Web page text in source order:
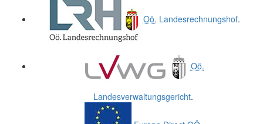
Oö. Landesrechnungshof.
Oö.
Landesverwaltungsgericht.